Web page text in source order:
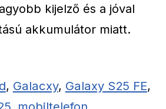
kijelző és a jóval
akkumulátor miatt.
, Galacxy, Galaxy S25 FE,